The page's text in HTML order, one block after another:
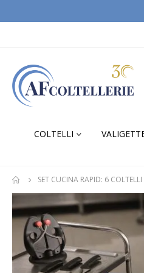
COLTELLI
SET CUCINA RAPID: 6
to
the
end
of